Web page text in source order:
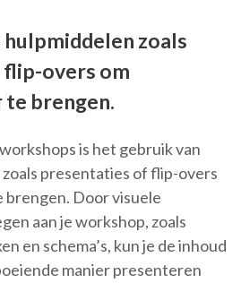
zoals
overs om
brengen.
is het gebruik van
presentaties of flip-overs
Door visuele
aan je workshop, zoals
en schema’s, kun je de inhoud
manier presenteren